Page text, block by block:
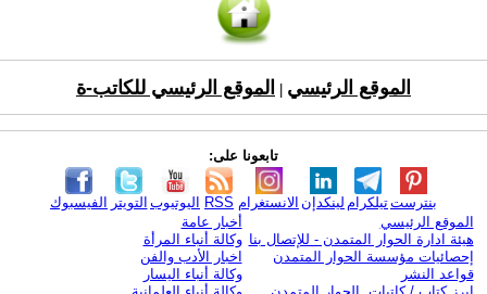
الموقع الرئيسي الموقع الرئيسي للكاتب-ة
تابعونا على:
الفيسبوك التويتر اليوتيوب RSS الانستغرام لينكدإن تيلكرامبنترست
الموقع الرئيسي
هيئة ادارة الحوار المتمدن - للإتصال بنا
إحصائيات مؤسسة الحوار المتمدن
قواعد النشر
أخبار عامة
وكالة أنباء المرأة
اخبار الأدب والفن
وكالة أنباء اليسار